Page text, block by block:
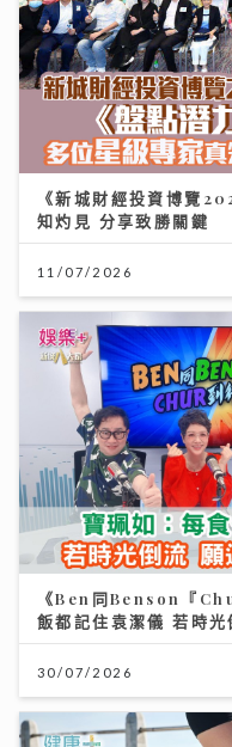
《新城財經投資博覽
知灼見 分享致勝關鍵
11/07/2026
《Ben同Benson『
飯都記住袁潔儀 若時
30/07/2026